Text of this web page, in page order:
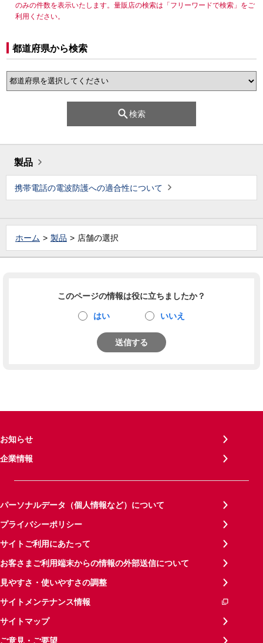
のみの件数を表示いたします。量販店の検索は「フリーワードで検索」をご
利用ください。
都道府県から検索
検索
製品
携帯電話の電波防護への適合性について
ホーム 製品 店舗の選択
このページの情報は役に立ちましたか？
はい いいえ
送信する
お知らせ
企業情報
パーソナルデータ（個人情報など）について
プライバシーポリシー
サイトご利用にあたって
お客さまご利用端末からの情報の外部送信について
見やすさ・使いやすさの調整
サイトメンテナンス情報
サイトマップ
ご意見・ご要望